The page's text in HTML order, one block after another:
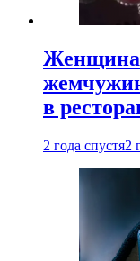
Женщина
в
2 года спустя2